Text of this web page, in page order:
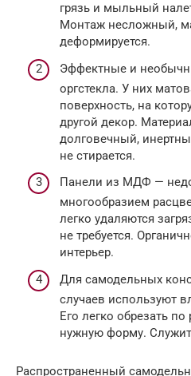
грязь и мыльный
Монтаж несложный,
деформируется.
Эффектные и
оргстекла. У них
поверхность, на
другой декор.
долговечный,
не стирается.
Панели из МДФ —
многообразием
легко удаляются
не требуется.
интерьер.
Для самодельных
случаев используют
Его легко обрезать
нужную форму.
Распространенный